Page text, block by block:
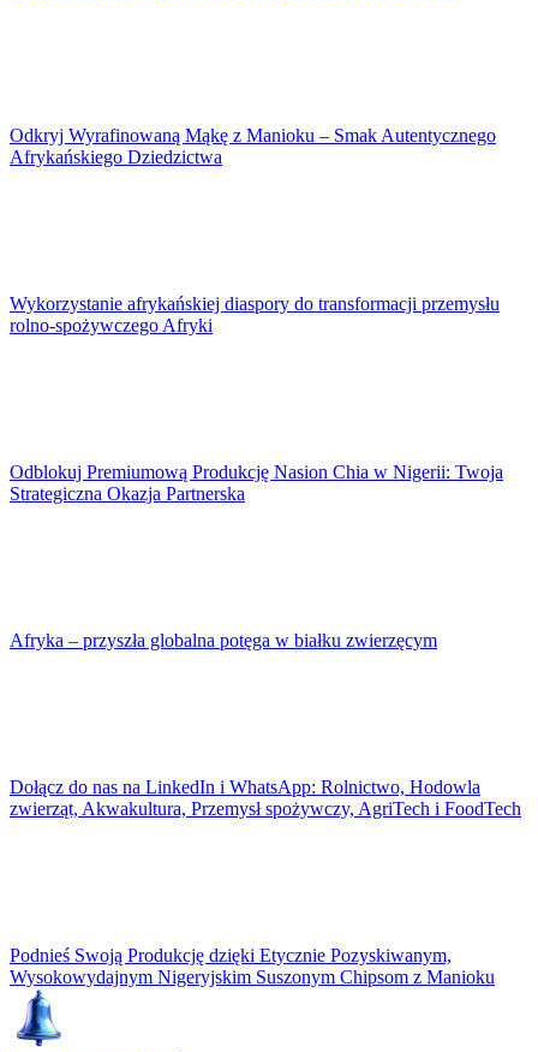
Odkryj Wyrafinowaną Mąkę z Manioku – Smak Autentycznego
Afrykańskiego Dziedzictwa
Wykorzystanie afrykańskiej diaspory do transformacji przemysłu
rolno-spożywczego Afryki
Odblokuj Premiumową Produkcję Nasion Chia w Nigerii: Twoja
Strategiczna Okazja Partnerska
Afryka – przyszła globalna potęga w białku zwierzęcym
Dołącz do nas na LinkedIn i WhatsApp: Rolnictwo, Hodowla
zwierząt, Akwakultura, Przemysł spożywczy, AgriTech i FoodTech
Podnieś Swoją Produkcję dzięki Etycznie Pozyskiwanym,
Wysokowydajnym Nigeryjskim Suszonym Chipsom z Manioku